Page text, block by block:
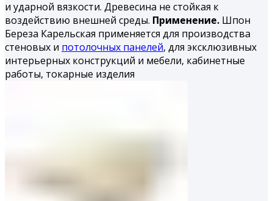
и удар­ной вязкости. Древесина не стойкая к
воздействию внешней среды. Применение. Шпон
Береза Карельская применяется для производства
стеновых и потолочных панелей, для эксклюзивных
интерьерных конструкций и мебели, кабинетные
работы, токарные из­делия